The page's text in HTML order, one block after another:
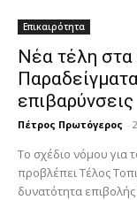
Επικαιρότητα
Νέα τέλη στα
επιβαρύνσεις
Πέτρος Πρωτόγερος -
Το σχέδιο νόμου για
προβλέπει Τέλος
δυνατότητα